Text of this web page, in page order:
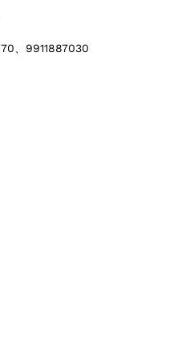
、9911887030